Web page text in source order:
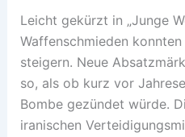
Leicht gekürzt in „Junge
Waffenschmieden
steigern. Neue
so, als ob kurz vor
Bombe gezündet würde.
iranischen